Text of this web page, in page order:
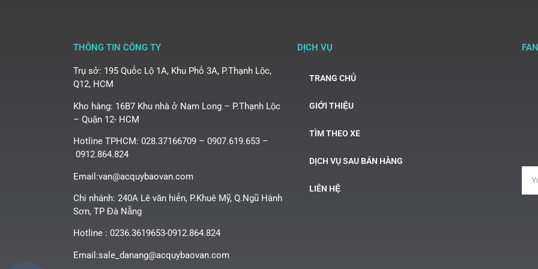
THÔNG TIN CÔNG TY
Trụ sở: 195 Quốc Lộ 1A, Khu Phố 3A, P.Thạnh Lộc,
Q12, HCM
Kho hàng: 16B7 Khu nhà ở Nam Long – P.Thạnh Lộc
– Quận 12- HCM
Hotline TPHCM: 028.37166709 – 0907.619.653 –
0912.864.824
Email:van@acquybaovan.com
Chi nhánh: 240A Lê văn hiến, P.Khuê Mỹ, Q.Ngũ Hành
Sơn, TP Đà Nẵng
Hotline : 0236.3619653-0912.864.824
Email:sale_danang@acquybaovan.com
DỊCH VỤ
TRANG CHỦ
GIỚI THIỆU
TÌM THEO XE
DỊCH VỤ SAU BÁN HÀNG
LIÊN HỆ